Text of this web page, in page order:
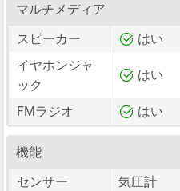
マルチメディア
スピーカー
はい
イヤホンジャ
ック
はい
FMラジオ はい
機能
センサー
気圧計